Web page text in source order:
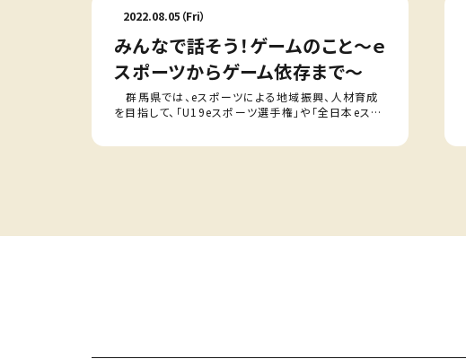
2022.08.05（Fri）
みんなで話そう！ゲームのこと～ｅ
スポーツからゲーム依存まで～
群馬県では、eスポーツによる地域振興、人材育成
を目指して、「U19eスポーツ選手権」や「全日本eスポ